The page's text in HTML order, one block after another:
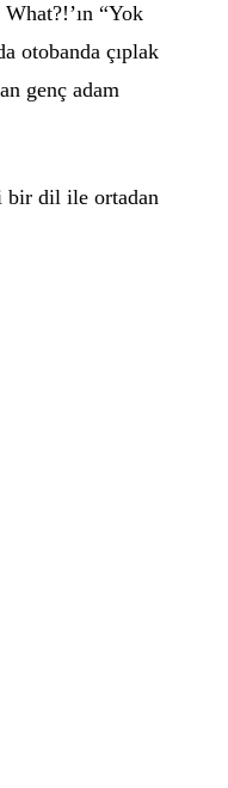
“Yok
otobanda çıplak
genç adam
bir dil ile ortadan